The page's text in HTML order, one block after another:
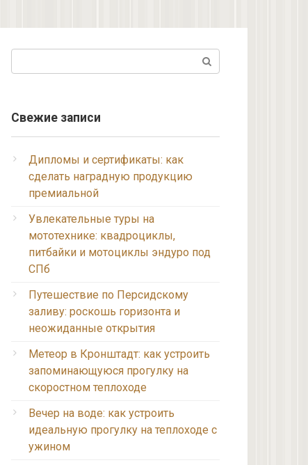
Свежие записи
Дипломы и сертификаты: как
сделать наградную продукцию
премиальной
Увлекательные туры на
мототехнике: квадроциклы,
питбайки и мотоциклы эндуро под
СПб
Путешествие по Персидскому
заливу: роскошь горизонта и
неожиданные открытия
Метеор в Кронштадт: как устроить
запоминающуюся прогулку на
скоростном теплоходе
Вечер на воде: как устроить
идеальную прогулку на теплоходе с
ужином